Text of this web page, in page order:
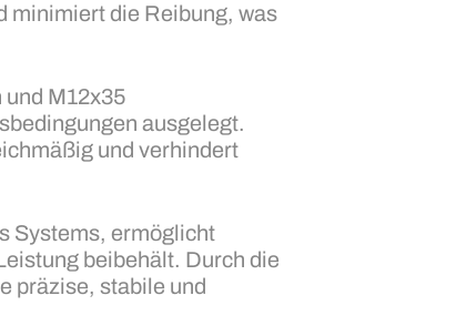
minimiert die Reibung, was
M12x35
ausgelegt.
und verhindert
Systems, ermöglicht
beibehält. Durch die
präzise, stabile und